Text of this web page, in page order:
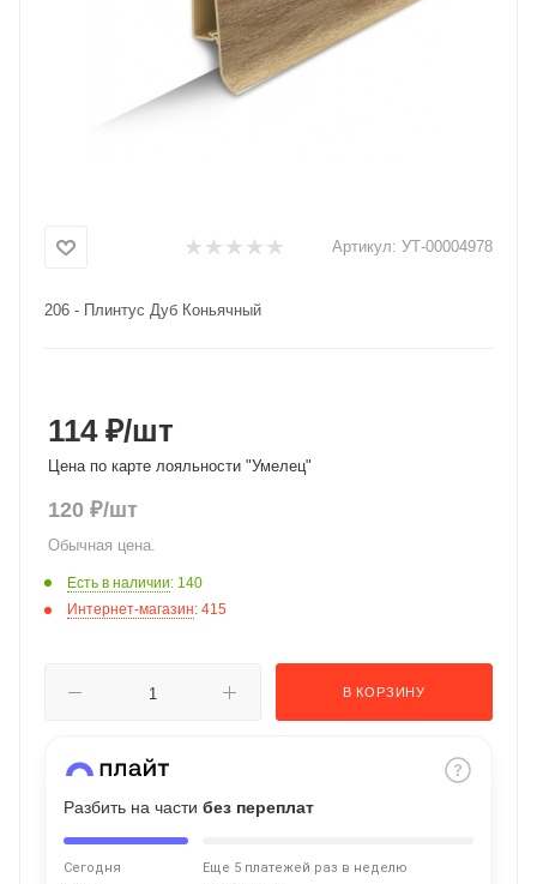
Артикул: УТ-00004978
206 - Плинтус Дуб Коньячный
114 ₽/шт
Цена по карте лояльности "Умелец"
120 ₽/шт
Обычная цена.
Есть в наличии: 140
Интернет-магазин: 415
В КОРЗИНУ
Разбить на части без переплат
Сегодня Еще 5 платежей раз в неделю
Добавляйте товары
Получайте товар
по25
об оплате Плайтом
недели
Остались вопросы?
8 800 302-02-51